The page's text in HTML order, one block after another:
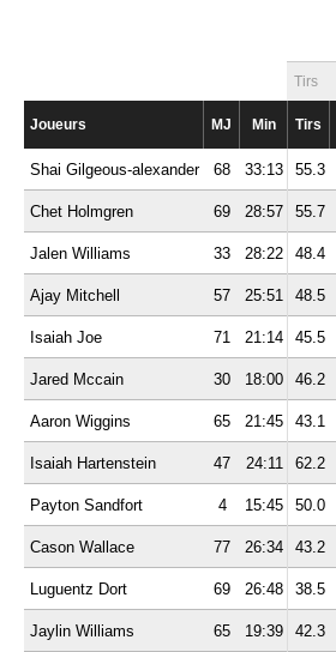
Tirs
Joueurs MJ Min Tirs
Shai Gilgeous-alexander 68 33:13 55.3
Chet Holmgren 69 28:57 55.7
Jalen Williams 33 28:22 48.4
Ajay Mitchell 57 25:51 48.5
Isaiah Joe 71 21:14 45.5
Jared Mccain 30 18:00 46.2
Aaron Wiggins 65 21:45 43.1
Isaiah Hartenstein 47 24:11 62.2
Payton Sandfort 4 15:45 50.0
Cason Wallace 77 26:34 43.2
Luguentz Dort 69 26:48 38.5
Jaylin Williams 65 19:39 42.3